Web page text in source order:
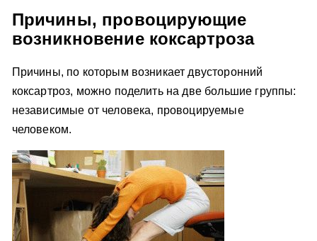
Причины, провоцирующие
возникновение коксартроза
Причины, по которым возникает двусторонний
коксартроз, можно поделить на две большие группы:
независимые от человека, провоцируемые
человеком.